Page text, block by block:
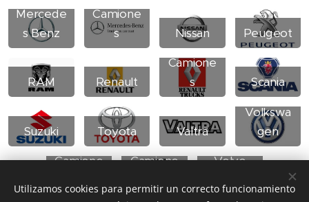
Mercede
s Benz
Camione
s
Nissan Peugeot
RAM Renault
Renault
Camione
s
Scania
Suzuki Toyota Valtra
Volkswa
gen
Volkswa
gen
Camione
Volvo
Camione
Volvo
Utilizamos cookies para permitir un correcto funcionamiento